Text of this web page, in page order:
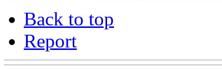
Back to top
Report